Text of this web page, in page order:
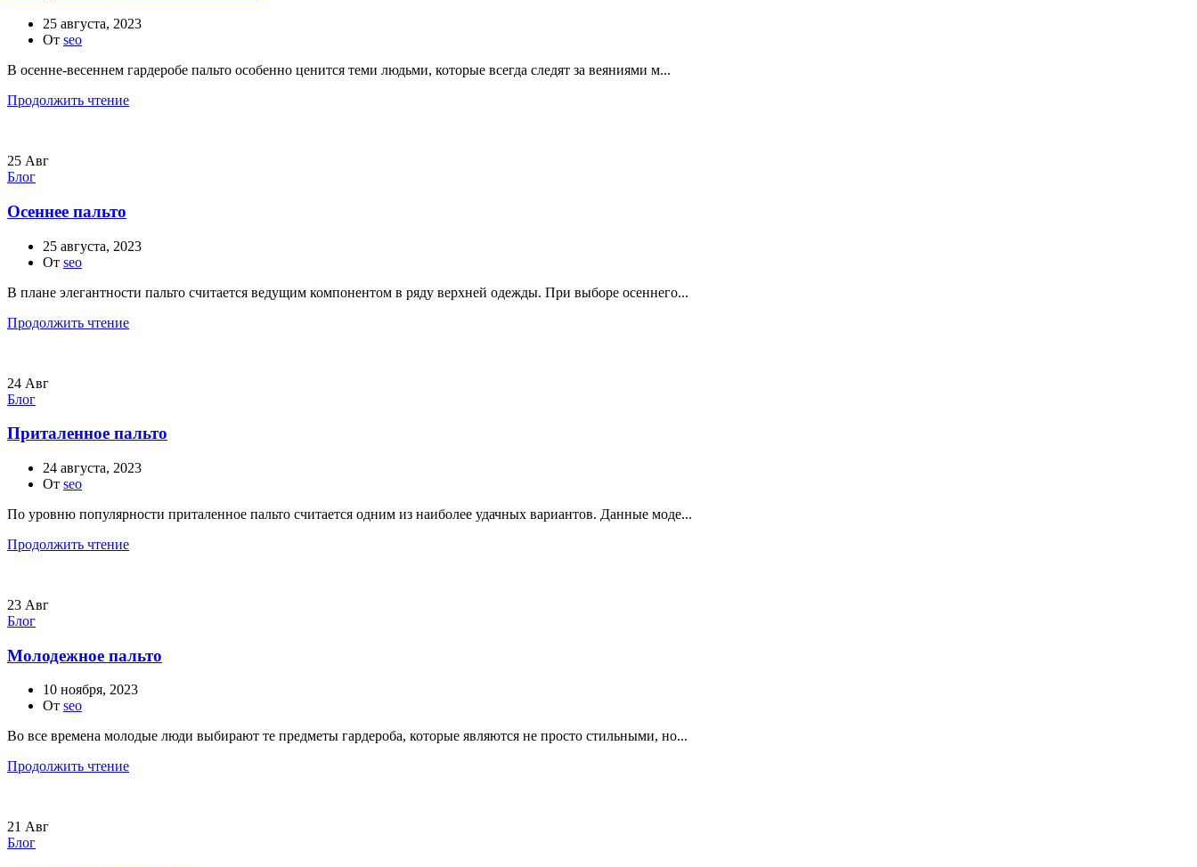
25 августа, 2023
От seo
В осенне-весеннем гардеробе пальто особенно ценится теми людьми, которые всегда следят за веяниями м...
Продолжить чтение
25 Авг
Блог
Осеннее пальто
25 августа, 2023
От seo
В плане элегантности пальто считается ведущим компонентом в ряду верхней одежды. При выборе осеннего...
Продолжить чтение
24 Авг
Блог
Приталенное пальто
24 августа, 2023
От seo
По уровню популярности приталенное пальто считается одним из наиболее удачных вариантов. Данные моде...
Продолжить чтение
23 Авг
Блог
Молодежное пальто
10 ноября, 2023
От seo
Во все времена молодые люди выбирают те предметы гардероба, которые являются не просто стильными, но...
Продолжить чтение
21 Авг
Блог